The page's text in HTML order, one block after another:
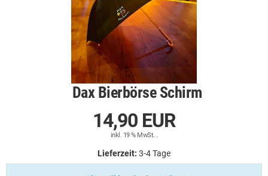
Dax Bierbörse Schirm
14,90 EUR
inkl. 19 % MwSt. .
Lieferzeit: 3-4 Tage